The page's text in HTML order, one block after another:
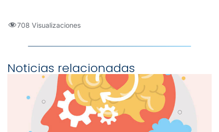
708 Visualizaciones
Noticias relacionadas